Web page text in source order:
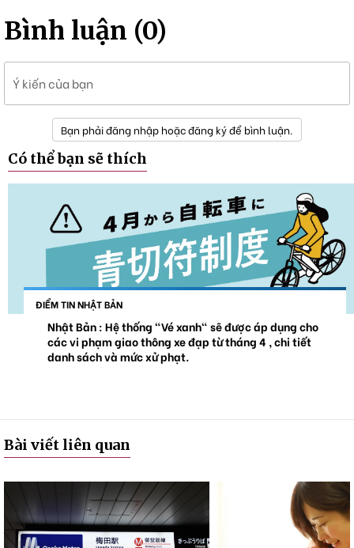
Bình luận (0)
Ý kiến của bạn
Bạn phải đăng nhập hoặc đăng ký để bình luận.
Có thể bạn sẽ thích
ĐIỂM TIN NHẬT BẢN
Nhật Bản : Hệ thống "Vé xanh" sẽ được áp dụng cho
các vi phạm giao thông xe đạp từ tháng 4 , chi tiết
danh sách và mức xử phạt.
Bài viết liên quan